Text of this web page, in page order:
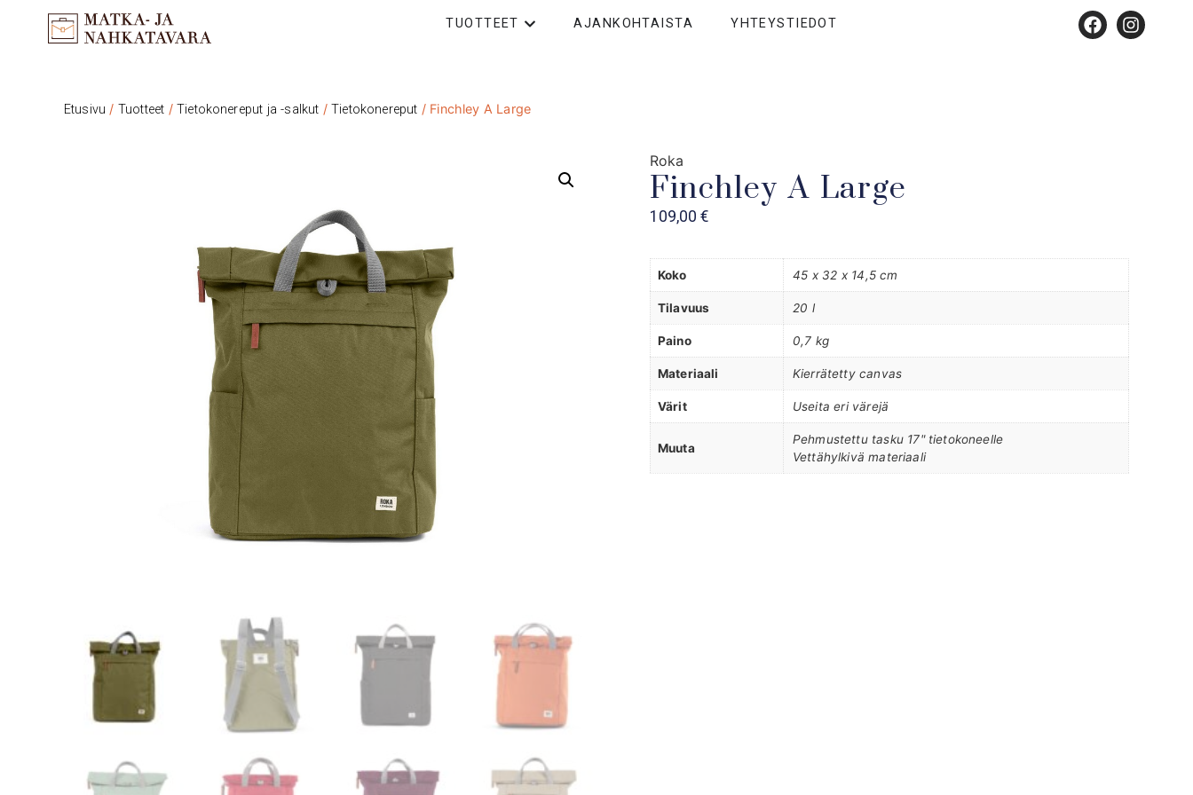
TUOTTEET AJANKOHTAISTA YHTEYSTIEDOT
Etusivu / Tuotteet / Tietokonereput ja -salkut / Tietokonereput / Finchley A Large
Roka
Finchley A Large
109,00 €
Koko 45 x 32 x 14,5 cm
Tilavuus 20 l
Paino 0,7 kg
Materiaali Kierrätetty canvas
Värit Useita eri värejä
Muuta
Pehmustettu tasku 17" tietokoneelle
Vettähylkivä materiaali